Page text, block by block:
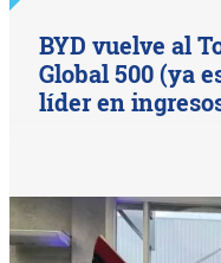
BYD vuelve al
Global 500 (ya
líder en